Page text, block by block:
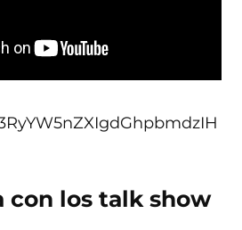
con los talk show